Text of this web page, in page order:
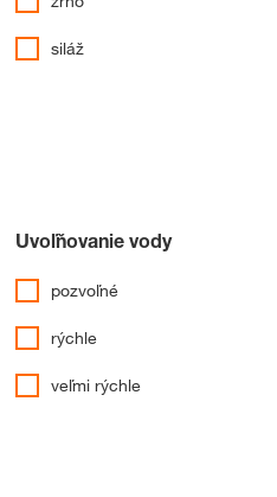
siláž
Uvoľňovanie vody
pozvoľné
rýchle
veľmi rýchle